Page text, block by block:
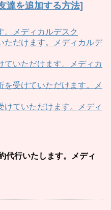
達を追加する方法]
。メディカルデスク
ただけます。メディカルデ
ていただけます。メディカ
を受けていただけます。メ
けていただけます。メディ
代行いたします。メディ